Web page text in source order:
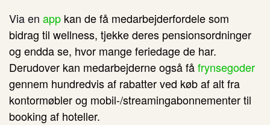
Via en app kan de få medarbejderfordele som
bidrag til wellness, tjekke deres pensionsordninger
og endda se, hvor mange feriedage de har.
Derudover kan medarbejderne også fåfrynsegoder
gennem hundredvis af rabatter ved køb af alt fra
kontormøbler og mobil-/streamingabonnementer til
booking af hoteller.